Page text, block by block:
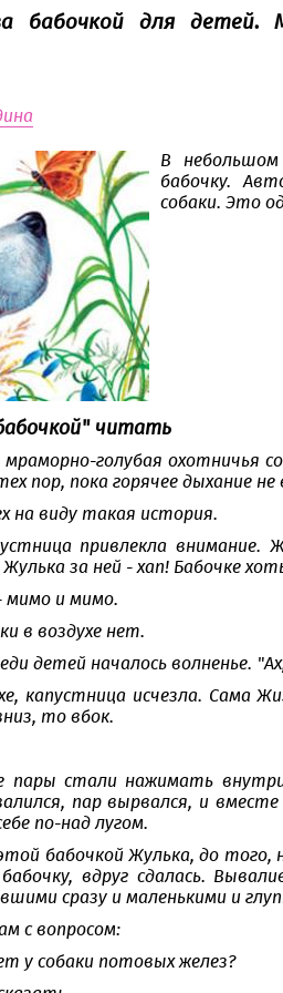
бабочкой для детей.
В
бабочку.
собаки. Это
читать
голубая охотничья
пор, пока горячее дыхание
на виду такая история.
привлекла внимание.
за ней - хап! Бабочке
мимо и мимо.
в воздухе нет.
детей началось волненье.
капустница исчезла. Сама
то вбок.
пары стали нажимать
пар вырвался, и
по-над лугом.
бабочкой Жулька, до
вдруг сдалась.
сразу и маленькими и
с вопросом:
у собаки потовых желез?